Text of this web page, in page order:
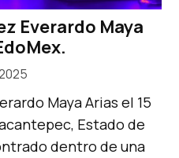
Everardo Maya
Maya Arias el 15
Estado de
dentro de una